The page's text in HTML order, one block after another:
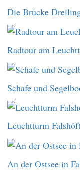
Die Brücke
Radtour am
Schafe und
Leuchtturm
An der Ostsee in